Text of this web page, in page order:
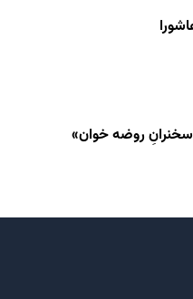
روضه خوان»